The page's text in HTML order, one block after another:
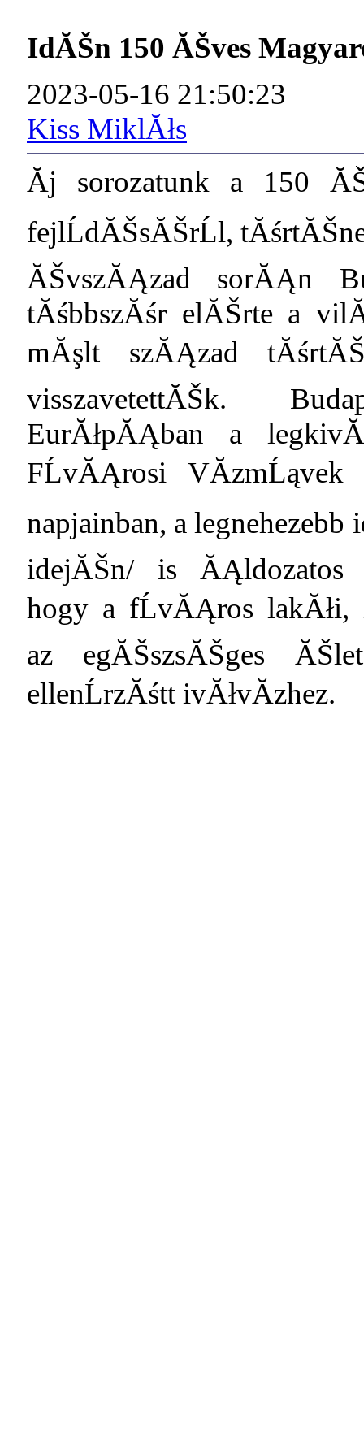
IdĂŠn 150 ĂŠves
2023-05-16 21:50:23
Kiss MiklĂłs
Ăj sorozatunk a 150
fejlĹdĂŠsĂŠrĹl,
ĂŠvszĂĄzad sorĂĄn
tĂśbbszĂśr elĂŠrte a
mĂşlt szĂĄzad
visszavetettĂŠk.
EurĂłpĂĄban a
FĹvĂĄrosi
napjainban, a
idejĂŠn/ is ĂĄldozatos
hogy a fĹvĂĄros lakĂłi,
az egĂŠszsĂŠges
ellenĹrzĂśtt ivĂłvĂ­zhez.